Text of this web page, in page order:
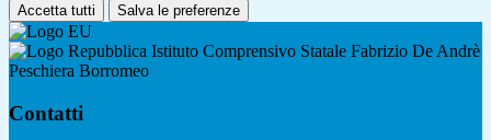
Accetta tutti Salva le preferenze
Istituto Comprensivo Statale Fabrizio De Andrè
Peschiera Borromeo
Contatti